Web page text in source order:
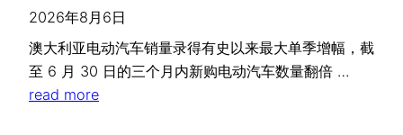
2026年8月6日
澳大利亚电动汽车销量录得有史以来最大单季增幅，截
至 6 月 30 日的三个月内新购电动汽车数量翻倍 …
read more